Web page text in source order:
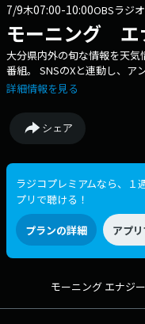
7/9木07:00-10:00OBSラジオ
モーニング エ
大分県内外の旬な情報を天
番組。 SNSのXと連動し、ア
けてもらいます。 #asa933
詳細情報を見る
シェア
ラジコプレミアムなら、１
プリで聴ける！
プランの詳細 アプ
モーニング エナジー